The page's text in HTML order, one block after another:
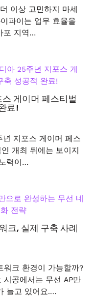
이상 고민하지 마세
파이는 업무 효율을
포 지역…
게이머 페스티벌
료!
년 지포스 게이머 페스
개최 뒤에는 보이지
력이…
크, 실제 구축 사례
워크 환경이 가능할까?
시공에서는 무선 AP만
늘고 있어요.…